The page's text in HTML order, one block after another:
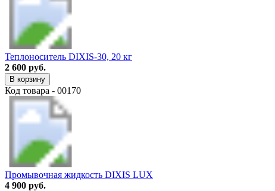
Теплоноситель DIXIS-30, 20 кг
2 600 руб.
В корзину
Код товара - 00170
Промывочная жидкость DIXIS LUX
4 900 руб.